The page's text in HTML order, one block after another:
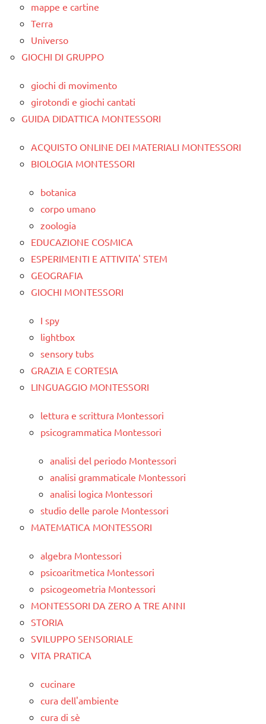
mappe e cartine
Terra
Universo
GIOCHI DI GRUPPO
giochi di movimento
girotondi e giochi cantati
GUIDA DIDATTICA MONTESSORI
ACQUISTO ONLINE DEI MATERIALI MONTESSORI
BIOLOGIA MONTESSORI
botanica
corpo umano
zoologia
EDUCAZIONE COSMICA
ESPERIMENTI E ATTIVITA' STEM
GEOGRAFIA
GIOCHI MONTESSORI
I spy
lightbox
sensory tubs
GRAZIA E CORTESIA
LINGUAGGIO MONTESSORI
lettura e scrittura Montessori
psicogrammatica Montessori
analisi del periodo Montessori
analisi grammaticale Montessori
analisi logica Montessori
studio delle parole Montessori
MATEMATICA MONTESSORI
algebra Montessori
psicoaritmetica Montessori
psicogeometria Montessori
MONTESSORI DA ZERO A TRE ANNI
STORIA
SVILUPPO SENSORIALE
VITA PRATICA
cucinare
cura dell'ambiente
cura di sè